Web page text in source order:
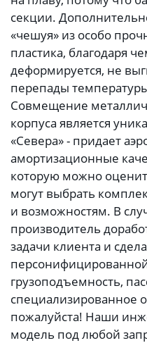
секции.
«чешуя» из особо
пластика, благодаря
деформируется, не
перепады
Совмещение
корпуса является
«Севера» - придает
амортизационные
которую можно
могут выбрать
и возможностям. В
производитель
задачи клиента и
грузоподъемность,
специализированное
пожалуйста! Наши
модель под любой